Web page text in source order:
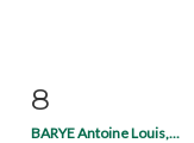
Fiche détaillée
8
BARYE Antoine Louis,...